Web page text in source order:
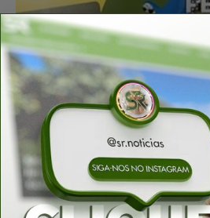
Feira Cerrado Norte
Porangatu com cultura,
Sérgio Rodrigues - 13 de fevereiro de 2025